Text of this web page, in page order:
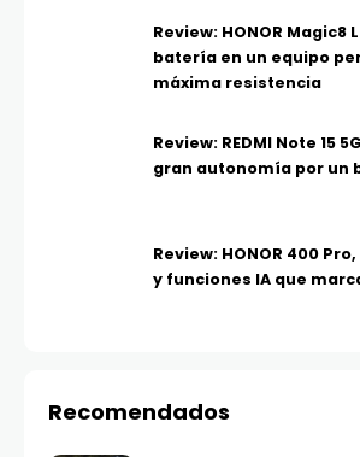
Review: HONOR Magic8
batería en un equipo
máxima resistencia
Review: REDMI Note 15
gran autonomía por un
Review: HONOR 400
y funciones IA que
Recomendados